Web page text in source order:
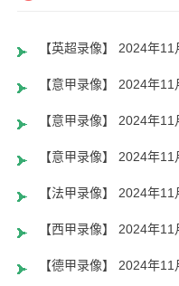
【英超录像】 2024年
【意甲录像】 2024年
【意甲录像】 2024年
【意甲录像】 2024年
【法甲录像】 2024年
【西甲录像】 2024年
【德甲录像】 2024年